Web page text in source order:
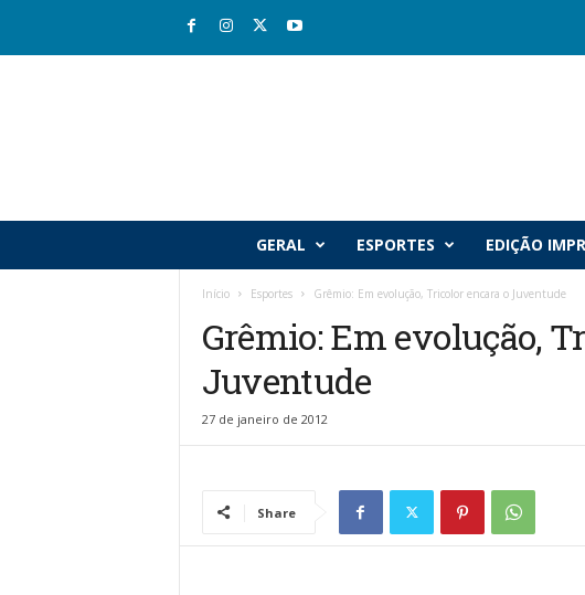
GERAL ESPORTES EDIÇÃO
Início Esportes Grêmio: Em evolução, Tricolor encara o Juventude
Grêmio: Em evolução,
Juventude
27 de janeiro de 2012
Share